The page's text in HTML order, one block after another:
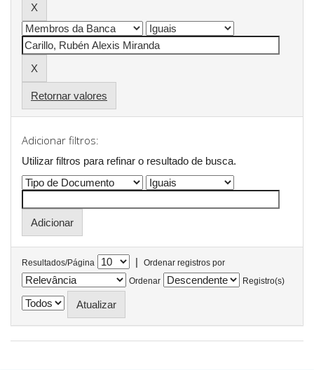
Retornar valores
Adicionar filtros:
Utilizar filtros para refinar o resultado de busca.
Resultados/Página |
Ordenar registros por
Ordenar
Registro(s)